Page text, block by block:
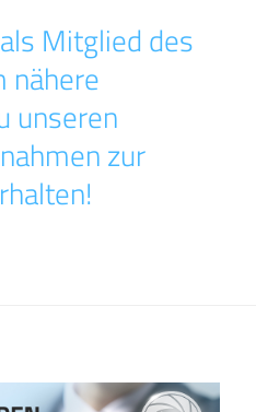
Mitglied des
nähere
unseren
zur